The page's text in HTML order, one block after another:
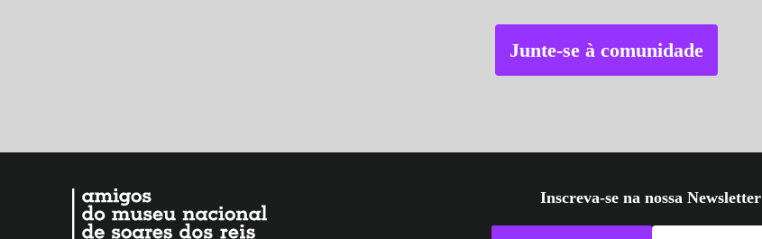
Junte-se à comunidade
Inscreva-se na nossa Newsletter